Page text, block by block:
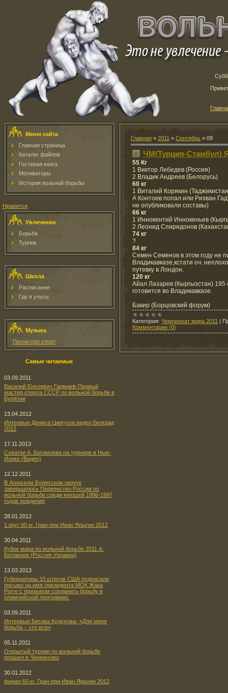
Меню сайта
Главная страница
Каталог файлов
Гостевая книга
Мотиваторы
История вольной борьбы
Нравится
Увлечения
Борьба
Турник
Школа
Расписание
Где я учусь
Музыка
Песни про спорт
Самые читаемые
03.09.2011
Василий Енхоевич Гармаев-Первый
мастер спорта СССР по вольной борьбе в
Бурятии
13.04.2012
Интервью Дениса Царгуша видео Белград
2012
17.11.2013
Схватки А. Богомоева на турнире в Нью-
Йорке (Видео)
12.12.2011
В Агинском Бурятском округе
завершилось Первенство России по
вольной борьбе среди юношей 1996-1997
годов рождения
28.01.2012
1 круг 60 кг. Гран-при Иван Ярыгин 2012
30.04.2011
Кубок мира по вольной борьбе 2011 А.
Богомоев (Россия-Украина)
13.03.2013
Губернаторы 33 штатов США подписали
письмо на имя президента МОК Жака
Рогге с призывом сохранить борьбу в
олимпийской программе.
03.09.2011
Интервью Бесика Кудухова- «Для меня
борьба – это все»
05.11.2011
Открытый турнир по вольной борьбе
прошел в Черемхово
30.01.2012
финал 60 кг. Гран-при Иван Ярыгин 2012
Главная » 2011 » Сентябрь » 09
ЧМ(Турция-Стамбул)
55 Кг
1 Виктор Лебедев (Россия)
2 Владик Андреев (Белорусь)
60 кг
1 Виталий Корякин
А Контоев попал или Ризван
не опубликовали составы)
66 кг
1 Иннокентий Иннокеньев
2 Леонид Спиридонов
74 кг
?
84 кг
Семен Семенов в этом году не
Владикавказе,кстати оч.
путевку в Лондон.
120 кг
Айал Лазарев (Кыргызстан) 195
готовится во Владикавказе.
Бакир (Борцовский форум)
Категория: Чемпионат мира 2011 |
Комментарии (0)